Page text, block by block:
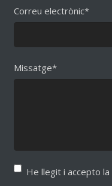
Correu electrònic*
Missatge*
He llegit i accepto la